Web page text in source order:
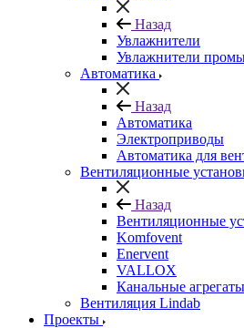
Назад
Увлажнители
Увлажнители
Автоматика
Назад
Автоматика
Электроприводы
Автоматика для
Вентиляционные
Назад
Вентиляционные
Komfovent
Enervent
VALLOX
Канальные
Вентиляция Lindab
Проекты